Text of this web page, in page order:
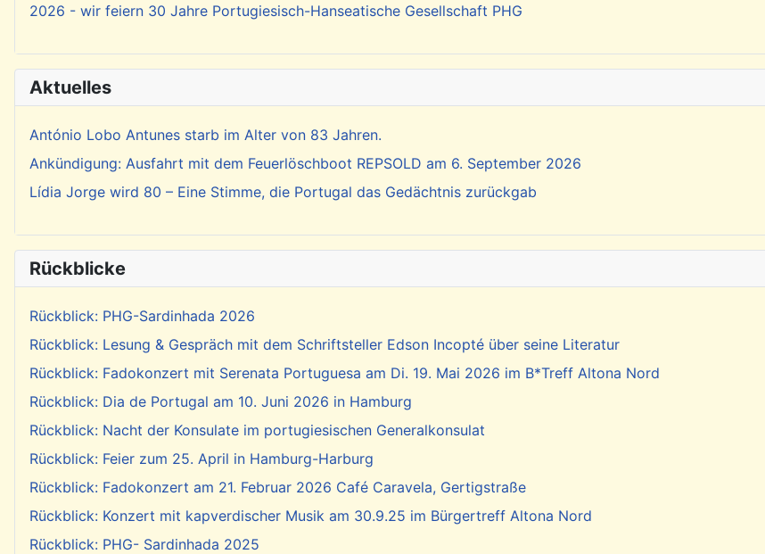
2026 - wir feiern 30 Jahre Portugiesisch-Hanseatische Gesellschaft PHG
Aktuelles
António Lobo Antunes starb im Alter von 83 Jahren.
Ankündigung: Ausfahrt mit dem Feuerlöschboot REPSOLD am 6. September 2026
Lídia Jorge wird 80 – Eine Stimme, die Portugal das Gedächtnis zurückgab
Rückblicke
Rückblick: PHG-Sardinhada 2026
Rückblick: Lesung & Gespräch mit dem Schriftsteller Edson Incopté über seine Literatur
Rückblick: Fadokonzert mit Serenata Portuguesa am Di. 19. Mai 2026 im B*Treff Altona Nord
Rückblick: Dia de Portugal am 10. Juni 2026 in Hamburg
Rückblick: Nacht der Konsulate im portugiesischen Generalkonsulat
Rückblick: Feier zum 25. April in Hamburg-Harburg
Rückblick: Fadokonzert am 21. Februar 2026 Café Caravela, Gertigstraße
Rückblick: Konzert mit kapverdischer Musik am 30.9.25 im Bürgertreff Altona Nord
Rückblick: PHG- Sardinhada 2025